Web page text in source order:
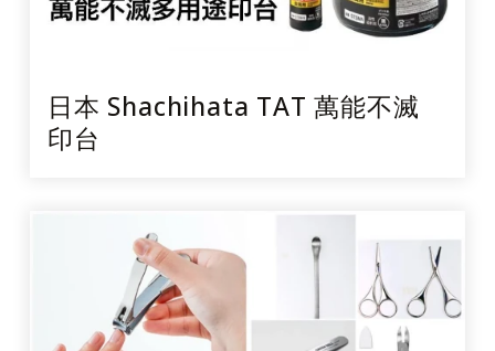
日本 Shachihata TAT 萬能不滅
印台